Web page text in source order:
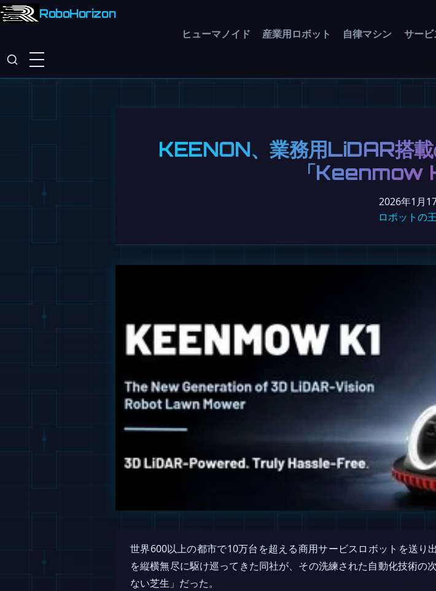
RoboHorizon
ヒューマノイド 産業用ロボット 自律マシン サービ
KEENON、業務用LiDAR搭載
「Keenmow
2026年1月
ロボットの
世界600以上の都市で10万台を超える商用サービスロボットを送り
を縦横無尽に駆け巡ってきた同社が、その洗練された自動化技術
ない芝生」だった。